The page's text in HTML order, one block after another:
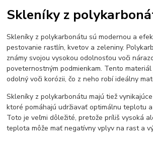
Skleníky z
Skleníky z polykarbonátu sú modernou a
pestovanie rastlín, kvetov a zeleniny.
známy svojou vysokou odolnosťou voči
poveternostným podmienkam. Tento
odolný voči korózii, čo z neho robí ideálny
Skleníky z polykarbonátu majú tiež
ktoré pomáhajú udržiavať optimálnu teplotu
Toto je veľmi dôležité, pretože príliš vysoká
teplota môže mať negatívny vplyv na rast a